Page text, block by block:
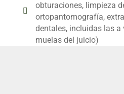
obturaciones, limpieza
ortopantomografía,
dentales, incluidas las
muelas del juicio)